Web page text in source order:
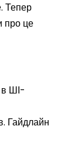
Тепер
про це
ШІ-
Гайдлайн